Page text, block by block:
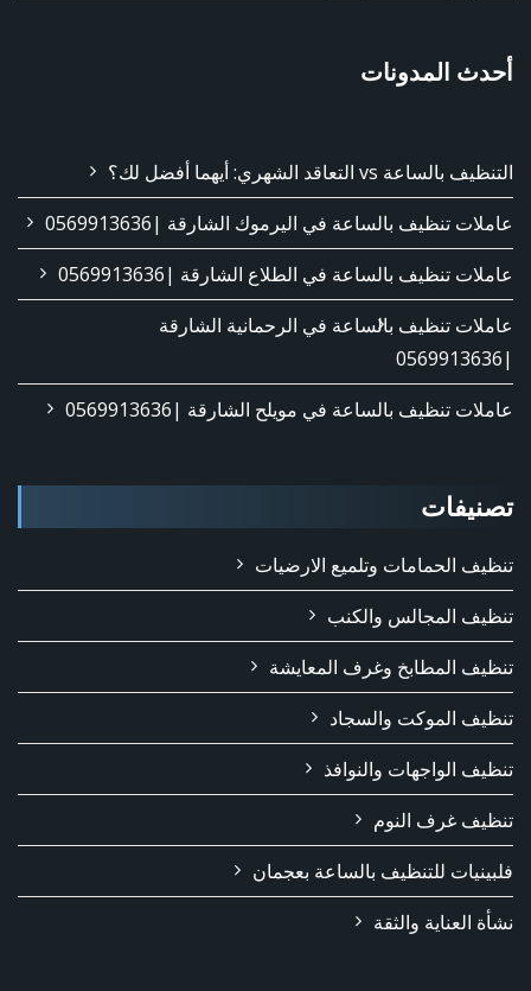
أحدث المدونات
التنظيف بالساعة vs التعاقد الشهري: أيهما أفضل لك؟
عاملات تنظيف بالساعة في اليرموك الشارقة |0569913636
عاملات تنظيف بالساعة في الطلاع الشارقة |0569913636
عاملات تنظيف بالساعة في الرحمانية الشارقة
|0569913636
عاملات تنظيف بالساعة في مويلح الشارقة |0569913636
تصنيفات
تنظيف الحمامات وتلميع الارضيات
تنظيف المجالس والكنب
تنظيف المطابخ وغرف المعايشة
تنظيف الموكت والسجاد
تنظيف الواجهات والنوافذ
تنظيف غرف النوم
فلبينيات للتنظيف بالساعة بعجمان
نشأة العناية والثقة